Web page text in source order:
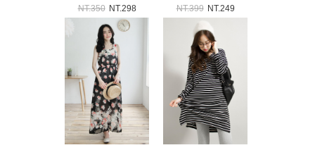
NT.350 NT.298
NT.399 NT.249